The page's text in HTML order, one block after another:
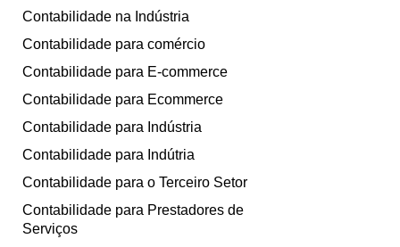
Contabilidade na Indústria
Contabilidade para comércio
Contabilidade para E-commerce
Contabilidade para Ecommerce
Contabilidade para Indústria
Contabilidade para Indútria
Contabilidade para o Terceiro Setor
Contabilidade para Prestadores de
Serviços